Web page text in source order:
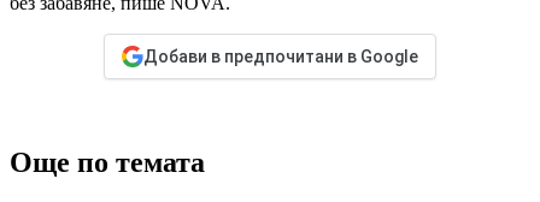
Добави в предпочитани в Google
Още по темата